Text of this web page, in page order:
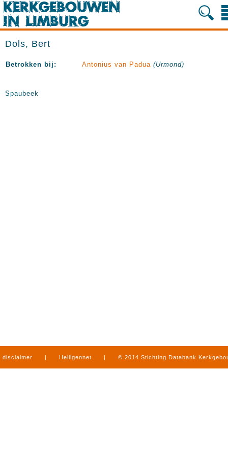
Dols, Bert
Betrokken bij: Antonius van Padua (Urmond)
Spaubeek
disclaimer | Heiligennet | © 2014 Stichting Databank